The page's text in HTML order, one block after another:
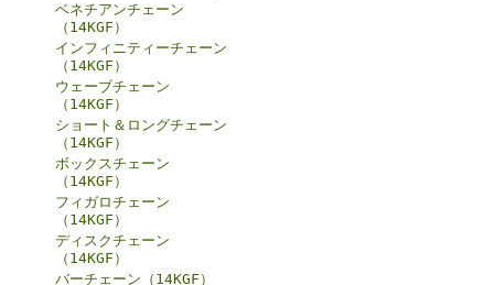
ベネチアンチェーン
（14KGF）
インフィニティーチェーン
（14KGF）
ウェーブチェーン
（14KGF）
ショート＆ロングチェーン
（14KGF）
ボックスチェーン
（14KGF）
フィガロチェーン
（14KGF）
ディスクチェーン
（14KGF）
バーチェーン（14KGF）